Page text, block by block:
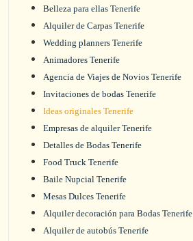
Belleza para ellas Tenerife
Alquiler de Carpas Tenerife
Wedding planners Tenerife
Animadores Tenerife
Agencia de Viajes de Novios Tenerife
Invitaciones de bodas Tenerife
Ideas originales Tenerife
Empresas de alquiler Tenerife
Detalles de Bodas Tenerife
Food Truck Tenerife
Baile Nupcial Tenerife
Mesas Dulces Tenerife
Alquiler decoración para Bodas Tenerife
Alquiler de autobús Tenerife